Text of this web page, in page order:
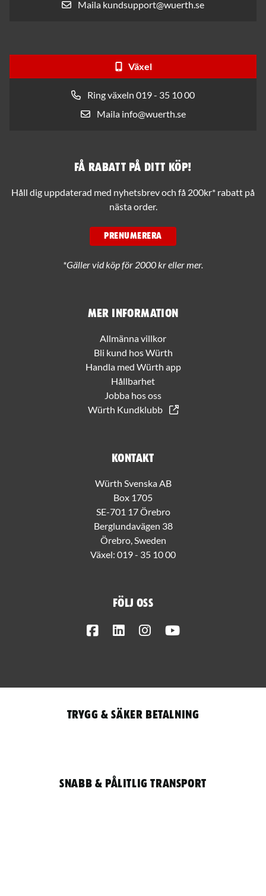
Maila kundsupport@wuerth.se
Växel
Ring växeln 019 - 35 10 00
Maila info@wuerth.se
Mer information
Allmänna villkor
Bli kund hos Würth
Handla med Würth app
Hållbarhet
Jobba hos oss
Würth Kundklubb
Kontakt
Würth Svenska AB
Box 1705
SE-701 17 Örebro
Berglundavägen 38
Örebro, Sweden
Växel: 019 - 35 10 00
Följ oss
FacebookLinkedInInstagram
Få rabatt på ditt köp!
Håll dig uppdaterad med nyhetsbrev och få 200kr* rabatt på
nästa order.
PRENUMERERA
*Gäller vid köp för 2000 kr eller mer.
Trygg & säker betalning
Snabb & pålitlig transport